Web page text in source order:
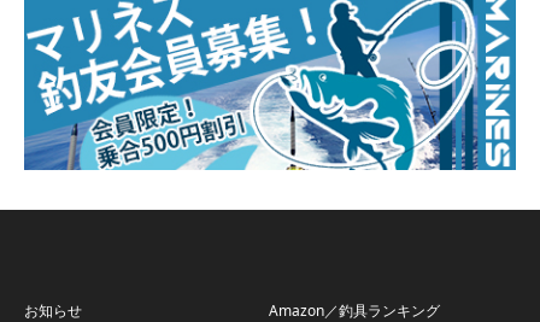
お知らせ
Amazon／釣具ランキング